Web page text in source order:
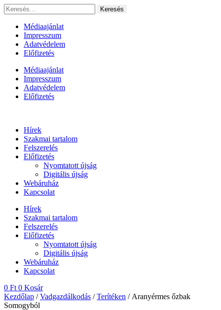
Ugrás
a
tartalomhoz
Keresés:
Médiaajánlat
Impresszum
Adatvédelem
Előfizetés
Médiaajánlat
Impresszum
Adatvédelem
Előfizetés
Hírek
Szakmai tartalom
Felszerelés
Előfizetés
Nyomtatott újság
Digitális újság
Webáruház
Kapcsolat
Hírek
Szakmai tartalom
Felszerelés
Előfizetés
Nyomtatott újság
Digitális újság
Webáruház
Kapcsolat
0 Ft 0 Kosár
Kezdőlap /Vadgazdálkodás /Terítéken / Aranyérmes őzbak
Somogyból